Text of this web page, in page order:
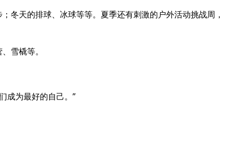
冬天的排球、冰球等等。夏季还有刺激的户外活动挑战周，
雪橇等。
成为最好的自己。”